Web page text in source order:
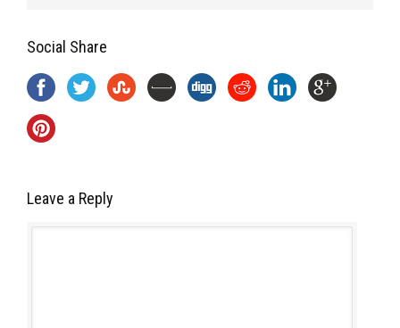
Social Share
Leave a Reply